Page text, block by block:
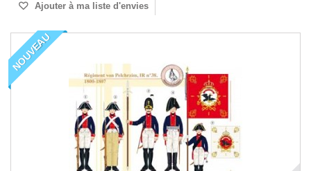
Ajouter à ma liste d'envies
NOUVEAU